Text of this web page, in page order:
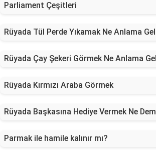
Parliament Çeşitleri
Rüyada Tül Perde Yıkamak Ne Anlama
Rüyada Çay Şekeri Görmek Ne Anlama
Rüyada Kırmızı Araba Görmek
Rüyada Başkasına Hediye Vermek Ne
Parmak ile hamile kalınır mı?